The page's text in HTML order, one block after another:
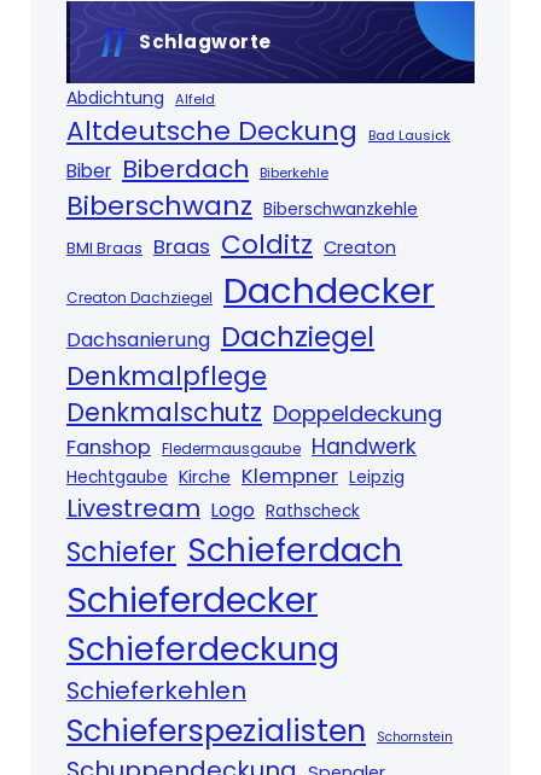
Schlagworte
Abdichtung Alfeld
Altdeutsche Deckung Bad Lausick
Biber Biberdach Biberkehle
Biberschwanz Biberschwanzkehle
BMI Braas Braas Colditz Creaton
Creaton Dachziegel Dachdecker
Dachsanierung Dachziegel
Denkmalpflege
Denkmalschutz Doppeldeckung
Fanshop Fledermausgaube Handwerk
Hechtgaube Kirche Klempner Leipzig
Livestream Logo Rathscheck
Schiefer Schieferdach
Schieferdecker
Schieferdeckung
Schieferkehlen
Schieferspezialisten Schornstein